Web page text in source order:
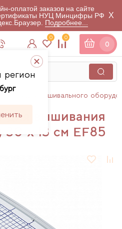
оплатой заказов на сайте
НУЦ Минцифры РФ
Подробнее...
X
0 0
0
для вышивального
для вышивания
30 x 13 см EF85